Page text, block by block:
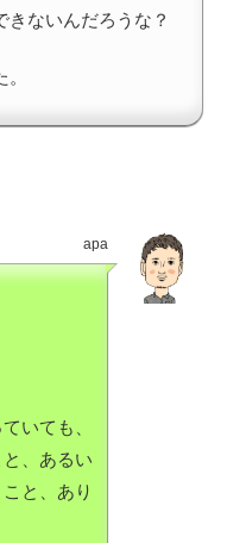
きないんだろうな？
apa
いても、
、あるい
と、あり